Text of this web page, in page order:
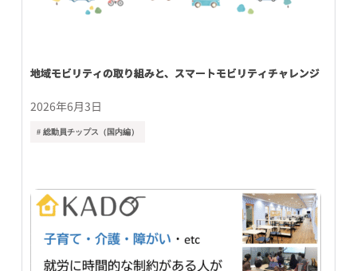
地域モビリティの取り組みと、スマートモビリティチャレンジ
2026年6月3日
# 総動員チップス（国内編）